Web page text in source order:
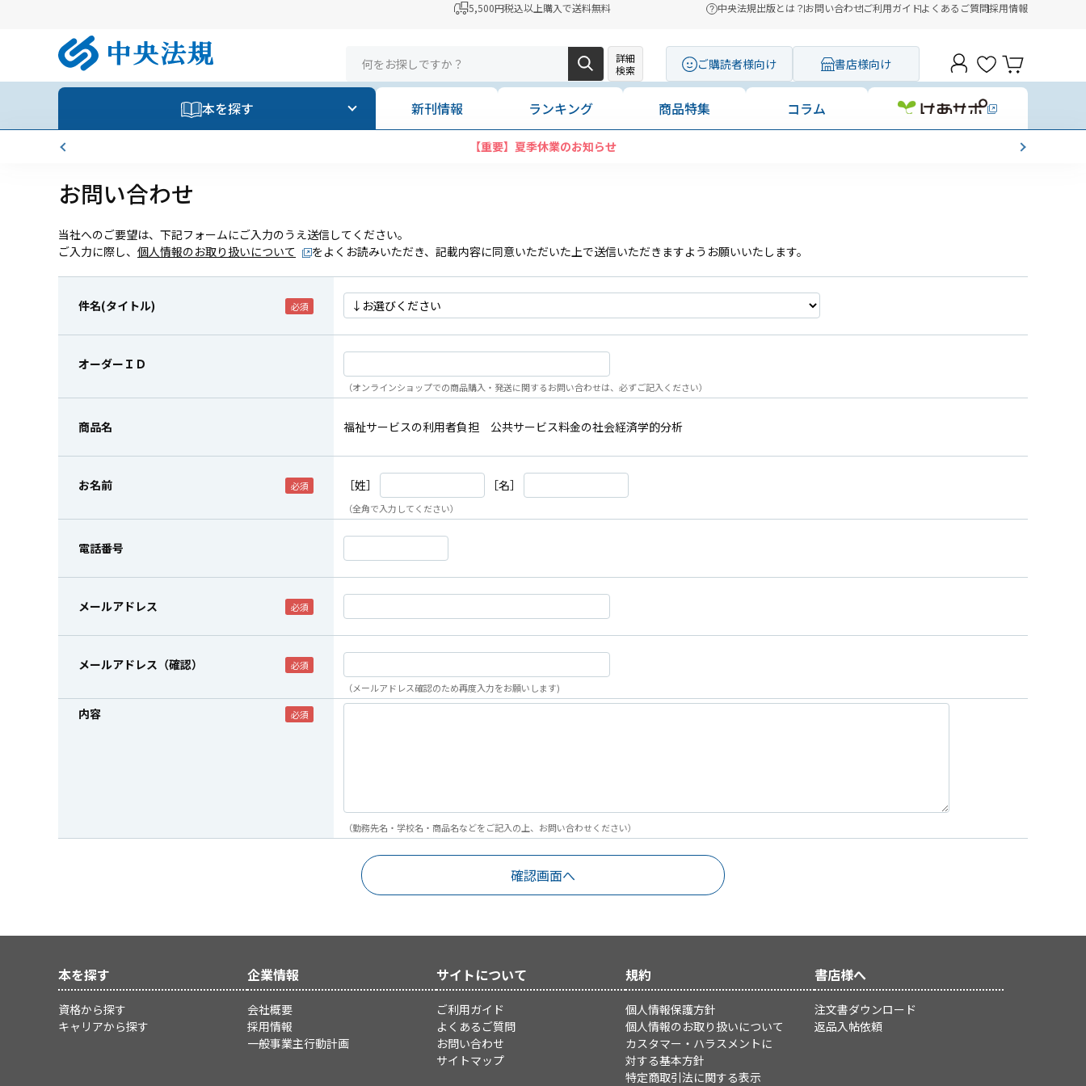
5,500円税込以上購入で送料無料 中央法規出版とは？お問い合わせご利用ガイドよくあるご質問採用情報
詳細
検索
ご購読者様向け 書店様向け
本を探す 新刊情報 ランキング 商品特集 コラム
【重要】夏季休業のお知らせ
お問い合わせ
当社へのご要望は、下記フォームにご入力のうえ送信してください。
ご入力に際し、 個人情報のお取り扱いについて をよくお読みいただき、記載内容に同意いただいた上で送信いただきますようお願いいたします。
件名(タイトル)
オーダーＩＤ
（オンラインショップでの商品購入・発送に関するお問い合わせは、必ずご記入ください）
商品名 福祉サービスの利用者負担 公共サービス料金の社会経済学的分析
お名前 ［姓］ ［名］
（全角で入力してください）
電話番号
メールアドレス
メールアドレス（確認）
（メールアドレス確認のため再度入力をお願いします)
内容
（勤務先名・学校名・商品名などをご記入の上、お問い合わせください）
本を探す
資格から探す
キャリアから探す
企業情報
会社概要
採用情報
一般事業主行動計画
サイトについて
ご利用ガイド
よくあるご質問
お問い合わせ
サイトマップ
規約
個人情報保護方針
個人情報のお取り扱いについて
カスタマー・ハラスメントに
対する基本方針
特定商取引法に関する表示
書店様へ
注文書ダウンロード
返品入帖依頼